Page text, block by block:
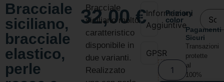
Bracciale
siciliano,
bracciale
elastico,
perle
32,00€
Bracciale
siciliano molto
caratteristico
disponibile in
due varianti.
Realizzato
Informazioni
Aggiuntive
GPSR
Primary
color
Pagamenti
Sicuri
Transazioni
protette
al
100%